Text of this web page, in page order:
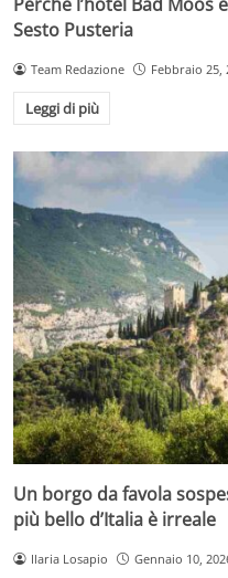
Sesto Pusteria
Team Redazione Febbraio 25,
Leggi di più
Un borgo da favola
più bello d’Italia è irreale
Ilaria Losapio Gennaio 10,